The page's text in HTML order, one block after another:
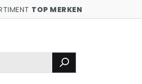
TOP MERKEN